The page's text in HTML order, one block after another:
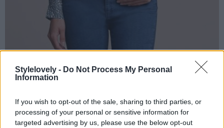
Stylelovely - Do Not Process My Personal
Information
If you wish to opt-out of the sale, sharing to third parties, or
processing of your personal or sensitive information for
targeted advertising by us, please use the below opt-out